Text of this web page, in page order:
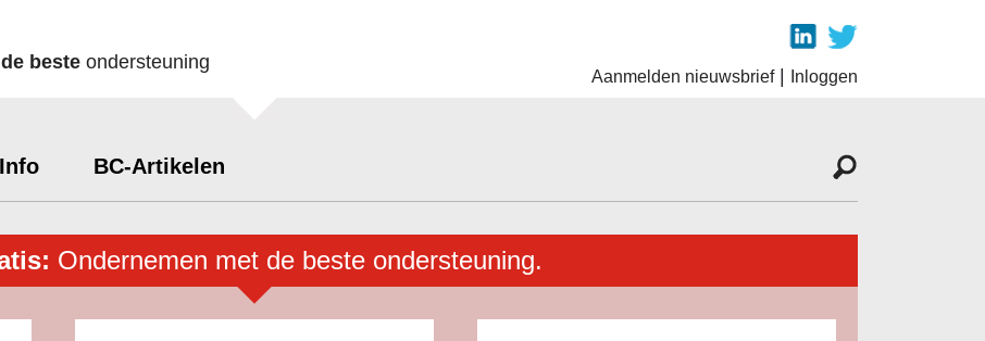
de beste ondersteuning
Aanmelden nieuwsbrief| Inloggen
Info BC-Artikelen
Ondernemen met de beste ondersteuning.